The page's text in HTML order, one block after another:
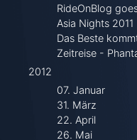
RideOnBlog
Asia Nights 2011
Das Beste
Zeitreise -
2012
07. Januar
31. März
22. April
26. Mai